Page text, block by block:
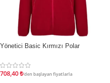
İNDIRIM
Yönetici Basic Kırmızı Polar
708,40₺'den başlayan fiyatlarla